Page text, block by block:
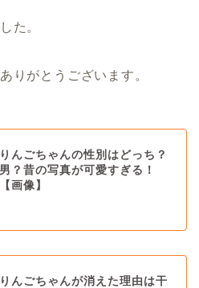
た。
りがとうございます。
りんごちゃんの性別はどっち？
男？昔の写真が可愛すぎる！
【画像】
りんごちゃんが消えた理由は干